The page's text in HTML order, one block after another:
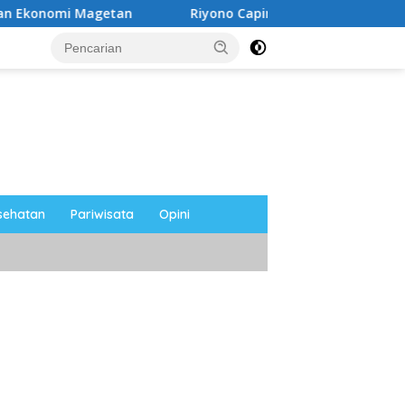
Riyono Caping Nobar Timnas Indonesia Bersama
Pariwisata Opini